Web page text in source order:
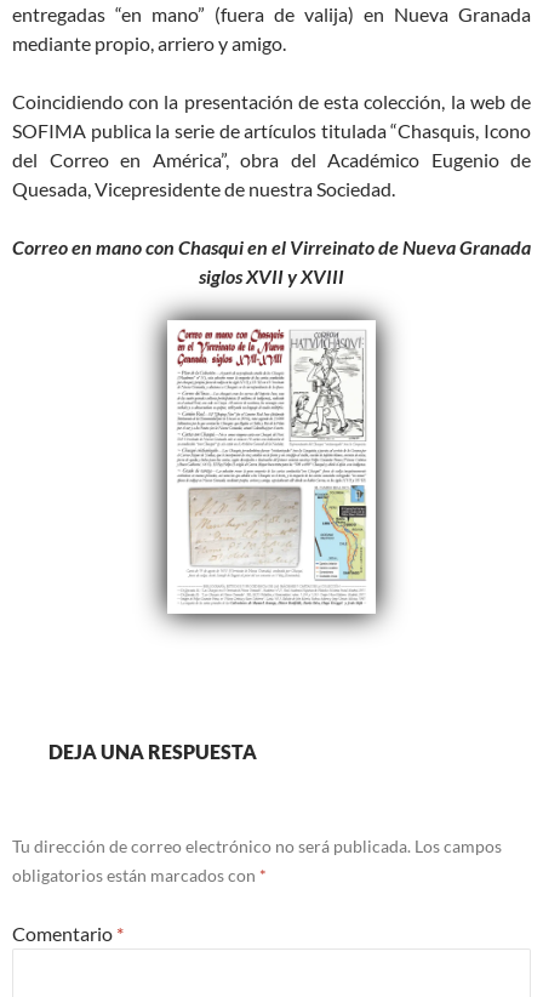
entregadas “en mano” (fuera de valija) en Nueva Granada
mediante propio, arriero y amigo.
Coincidiendo con la presentación de esta colección, la web de
SOFIMA publica la serie de artículos titulada “Chasquis, Icono
del Correo en América”, obra del Académico Eugenio de
Quesada, Vicepresidente de nuestra Sociedad.
Correo en mano con Chasqui en el Virreinato de Nueva Granada
siglos XVII y XVIII
DEJA UNA RESPUESTA
Tu dirección de correo electrónico no será publicada. Los campos
obligatorios están marcados con *
Comentario *